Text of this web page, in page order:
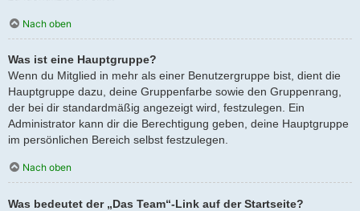
Nach oben
Was ist eine Hauptgruppe?
Wenn du Mitglied in mehr als einer Benutzergruppe bist, dient die
Hauptgruppe dazu, deine Gruppenfarbe sowie den Gruppenrang,
der bei dir standardmäßig angezeigt wird, festzulegen. Ein
Administrator kann dir die Berechtigung geben, deine Hauptgruppe
im persönlichen Bereich selbst festzulegen.
Nach oben
Was bedeutet der „Das Team“-Link auf der Startseite?